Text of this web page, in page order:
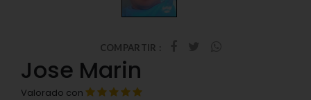
COMPARTIR :
Jose Marin
Valorado con